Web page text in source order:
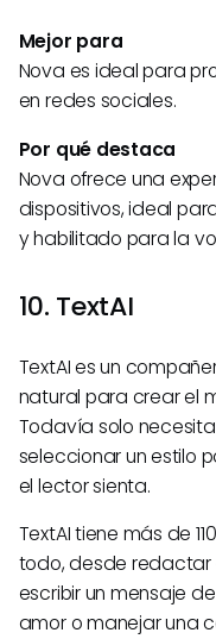
Mejor para
Nova es ideal para
en redes sociales.
Por qué destaca
Nova ofrece una
dispositivos, ideal
y habilitado para la
10. TextAI
TextAI es un
natural para crear el
Todavía solo
seleccionar un estilo
el lector sienta.
TextAI tiene más de
todo, desde redactar
escribir un mensaje
amor o manejar una